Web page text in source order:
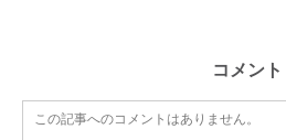
コメント
この記事へのコメントはありません。